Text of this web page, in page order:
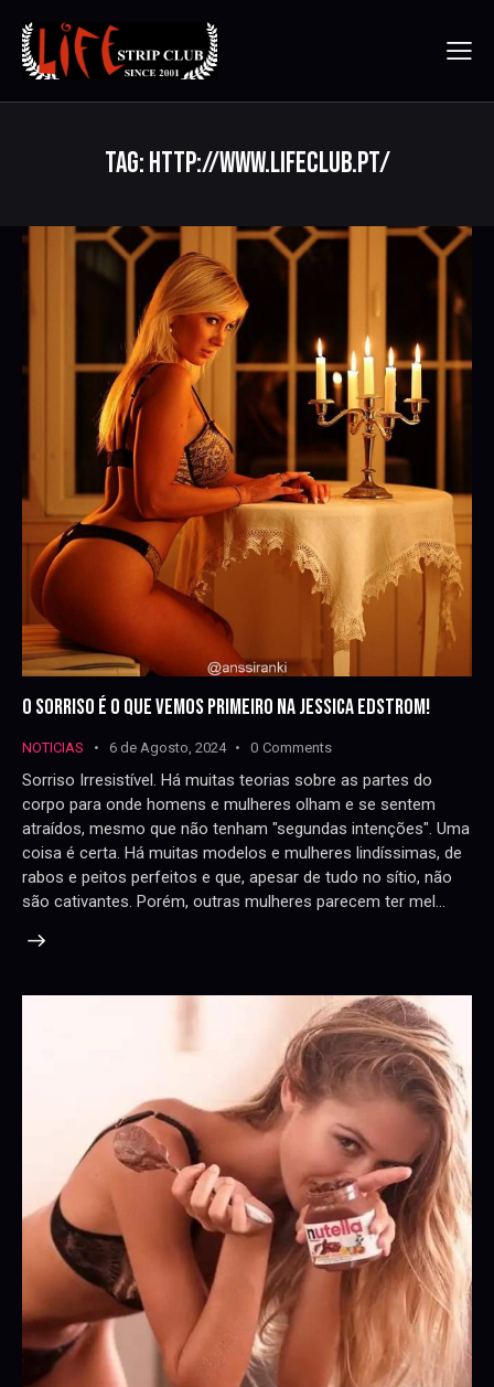
TAG: HTTP://WWW.LIFECLUB.PT/
O SORRISO É O QUE VEMOS PRIMEIRO NA JESSICA EDSTROM!
NOTICIAS 6 de Agosto, 2024 0 Comments
Sorriso Irresistível. Há muitas teorias sobre as partes do
corpo para onde homens e mulheres olham e se sentem
atraídos, mesmo que não tenham "segundas intenções". Uma
coisa é certa. Há muitas modelos e mulheres lindíssimas, de
rabos e peitos perfeitos e que, apesar de tudo no sítio, não
são cativantes. Porém, outras mulheres parecem ter mel…